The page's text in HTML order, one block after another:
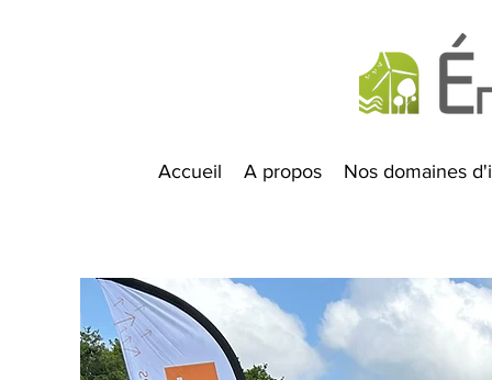
Accueil A propos Nos domaines